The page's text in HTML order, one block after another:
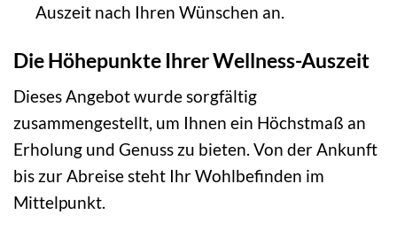
Auszeit nach Ihren Wünschen an.
Die Höhepunkte Ihrer Wellness-Auszeit
Dieses Angebot wurde sorgfältig
zusammengestellt, um Ihnen ein Höchstmaß an
Erholung und Genuss zu bieten. Von der Ankunft
bis zur Abreise steht Ihr Wohlbefinden im
Mittelpunkt.